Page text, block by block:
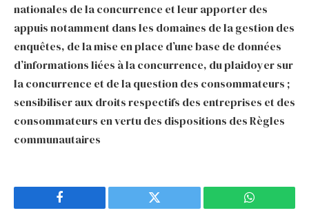
nationales de la concurrence et leur apporter des
appuis notamment dans les domaines de la gestion des
enquêtes, de la mise en place d’une base de données
d’informations liées à la concurrence, du plaidoyer sur
la concurrence et de la question des consommateurs ;
sensibiliser aux droits respectifs des entreprises et des
consommateurs en vertu des dispositions des Règles
communautaires
Facebook Twitter WhatsApp